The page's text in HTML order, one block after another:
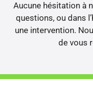
Aucune hésitation à
questions, ou dans
une intervention.
de vous